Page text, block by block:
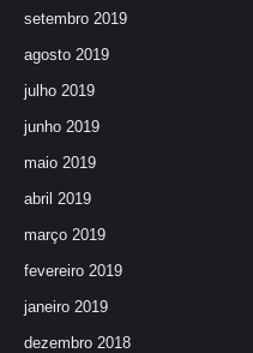
setembro 2019
agosto 2019
julho 2019
junho 2019
maio 2019
abril 2019
março 2019
fevereiro 2019
janeiro 2019
dezembro 2018